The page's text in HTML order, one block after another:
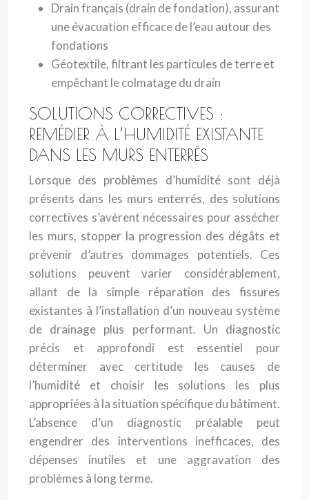
Drain français (drain de fondation), assurant
une évacuation efficace de l’eau autour des
fondations
Géotextile, filtrant les particules de terre et
empêchant le colmatage du drain
SOLUTIONS CORRECTIVES :
REMÉDIER À L’HUMIDITÉ EXISTANTE
DANS LES MURS ENTERRÉS
Lorsque des problèmes d’humidité sont déjà
présents dans les murs enterrés, des solutions
correctives s’avèrent nécessaires pour assécher
les murs, stopper la progression des dégâts et
prévenir d’autres dommages potentiels. Ces
solutions peuvent varier considérablement,
allant de la simple réparation des fissures
existantes à l’installation d’un nouveau système
de drainage plus performant. Un diagnostic
précis et approfondi est essentiel pour
déterminer avec certitude les causes de
l’humidité et choisir les solutions les plus
appropriées à la situation spécifique du bâtiment.
L’absence d’un diagnostic préalable peut
engendrer des interventions inefficaces, des
dépenses inutiles et une aggravation des
problèmes à long terme.